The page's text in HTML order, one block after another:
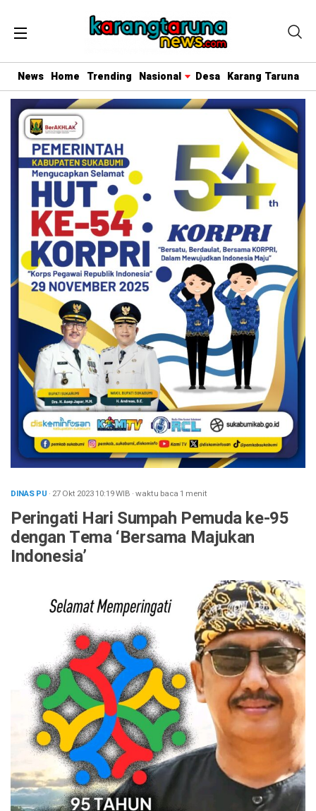
News Home Trending Nasional Desa Karang Taruna
DINAS PU · 27 Okt 202310:19WIB ·waktu baca 1 menit
Peringati Hari Sumpah Pemuda ke-95
dengan Tema ‘Bersama Majukan
Indonesia’